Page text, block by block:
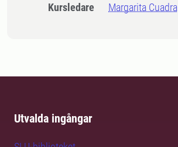
Kursledare Margarita Cuadra
Utvalda ingångar